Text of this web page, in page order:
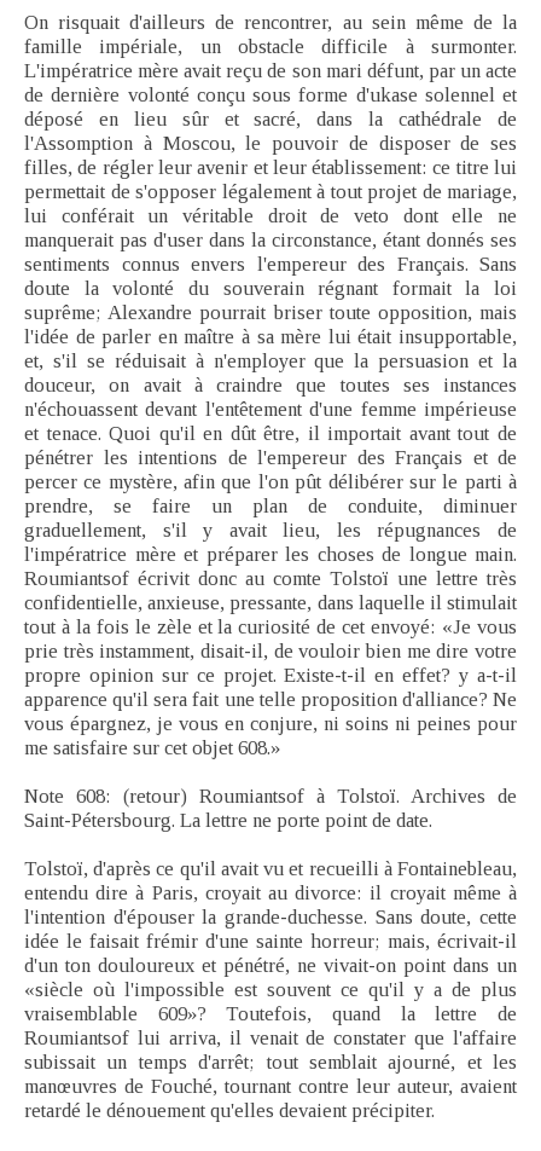
On risquait d'ailleurs de rencontrer, au sein même de la
famille impériale, un obstacle difficile à surmonter.
L'impératrice mère avait reçu de son mari défunt, par un acte
de dernière volonté conçu sous forme d'ukase solennel et
déposé en lieu sûr et sacré, dans la cathédrale de
l'Assomption à Moscou, le pouvoir de disposer de ses
filles, de régler leur avenir et leur établissement: ce titre lui
permettait de s'opposer légalement à tout projet de mariage,
lui conférait un véritable droit de veto dont elle ne
manquerait pas d'user dans la circonstance, étant donnés ses
sentiments connus envers l'empereur des Français. Sans
doute la volonté du souverain régnant formait la loi
suprême; Alexandre pourrait briser toute opposition, mais
l'idée de parler en maître à sa mère lui était insupportable,
et, s'il se réduisait à n'employer que la persuasion et la
douceur, on avait à craindre que toutes ses instances
n'échouassent devant l'entêtement d'une femme impérieuse
et tenace. Quoi qu'il en dût être, il importait avant tout de
pénétrer les intentions de l'empereur des Français et de
percer ce mystère, afin que l'on pût délibérer sur le parti à
prendre, se faire un plan de conduite, diminuer
graduellement, s'il y avait lieu, les répugnances de
l'impératrice mère et préparer les choses de longue main.
Roumiantsof écrivit donc au comte Tolstoï une lettre très
confidentielle, anxieuse, pressante, dans laquelle il stimulait
tout à la fois le zèle et la curiosité de cet envoyé: «Je vous
prie très instamment, disait-il, de vouloir bien me dire votre
propre opinion sur ce projet. Existe-t-il en effet? y a-t-il
apparence qu'il sera fait une telle proposition d'alliance? Ne
vous épargnez, je vous en conjure, ni soins ni peines pour
me satisfaire sur cet objet 608.»
Note 608: (retour) Roumiantsof à Tolstoï. Archives de
Saint-Pétersbourg. La lettre ne porte point de date.
Tolstoï, d'après ce qu'il avait vu et recueilli à Fontainebleau,
entendu dire à Paris, croyait au divorce: il croyait même à
l'intention d'épouser la grande-duchesse. Sans doute, cette
idée le faisait frémir d'une sainte horreur; mais, écrivait-il
d'un ton douloureux et pénétré, ne vivait-on point dans un
«siècle où l'impossible est souvent ce qu'il y a de plus
vraisemblable 609»? Toutefois, quand la lettre de
Roumiantsof lui arriva, il venait de constater que l'affaire
subissait un temps d'arrêt; tout semblait ajourné, et les
manœuvres de Fouché, tournant contre leur auteur, avaient
retardé le dénouement qu'elles devaient précipiter.